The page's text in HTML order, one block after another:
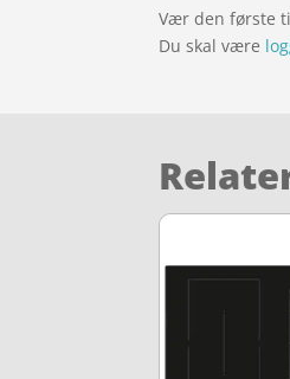
Vær den første
Du skal være